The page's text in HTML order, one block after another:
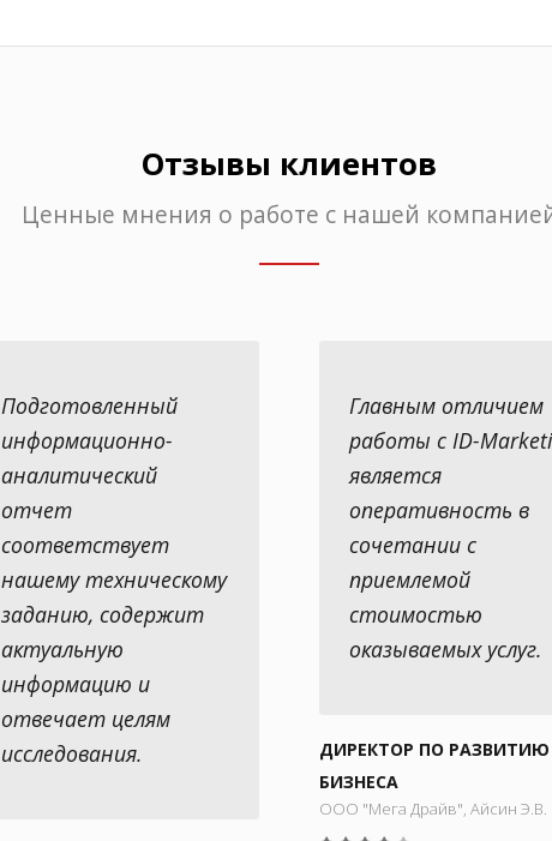
Отзывы клиентов
Ценные мнения о работе с нашей
Подготовленный
информационно-
аналитический
отчет
соответствует
нашему техническому
заданию, содержит
актуальную
информацию и
отвечает целям
исследования.
Главным отличием
работы с ID-
является
оперативность в
сочетании с
приемлемой
стоимостью
оказываемых услуг.
ДИРЕКТОР ПО РАЗВИТИЮ
БИЗНЕСА
ООО "Мега Драйв", Айсин Э.В.